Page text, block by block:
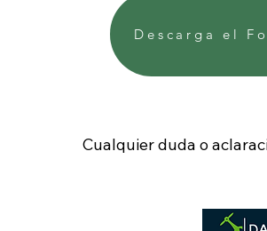
Descarga el
Cualquier duda o